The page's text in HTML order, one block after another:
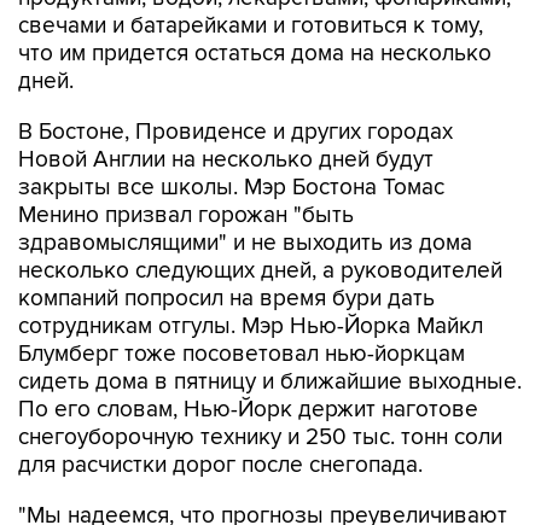
свечами и батарейками и готовиться к тому,
что им придется остаться дома на несколько
дней.
В Бостоне, Провиденсе и других городах
Новой Англии на несколько дней будут
закрыты все школы. Мэр Бостона Томас
Менино призвал горожан "быть
здравомыслящими" и не выходить из дома
несколько следующих дней, а руководителей
компаний попросил на время бури дать
сотрудникам отгулы. Мэр Нью-Йорка Майкл
Блумберг тоже посоветовал нью-йоркцам
сидеть дома в пятницу и ближайшие выходные.
По его словам, Нью-Йорк держит наготове
снегоуборочную технику и 250 тыс. тонн соли
для расчистки дорог после снегопада.
"Мы надеемся, что прогнозы преувеличивают